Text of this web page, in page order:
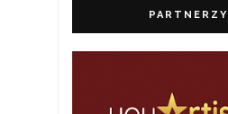
PARTNERZY